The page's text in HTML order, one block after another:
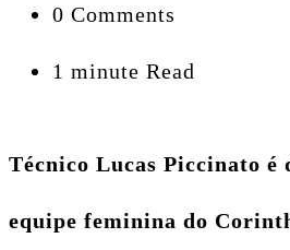
0 Comments
1 minute Read
Técnico Lucas Piccinato é
equipe feminina do